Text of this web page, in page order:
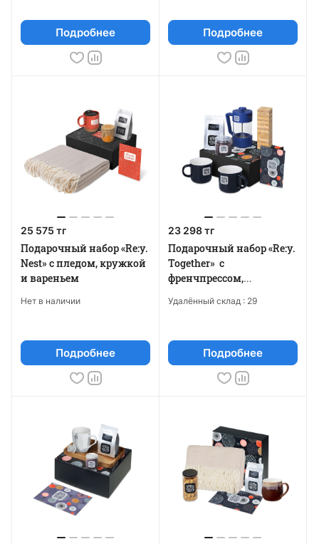
Подробнее Подробнее
25 575 тг
Подарочный набор «Re:y.
Nest» с пледом, кружкой
и вареньем
Нет в наличии
Подробнее
23 298 тг
Подарочный набор «Re:y.
Together» с
френчпрессом,
Удалённый склад : 29
Подробнее